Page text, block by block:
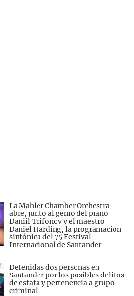
La Mahler Chamber Orchestra
abre, junto al genio del piano
Daniil Trifonov y el maestro
Daniel Harding, la programación
sinfónica del 75 Festival
Internacional de Santander
Detenidas dos personas en
Santander por los posibles delitos
de estafa y pertenencia a grupo
criminal